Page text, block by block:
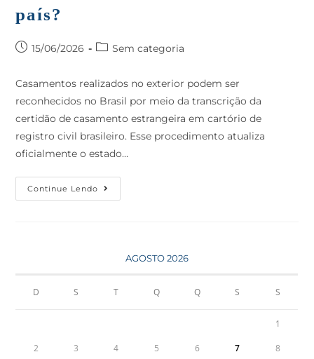
país?
15/06/2026 Sem categoria
Casamentos realizados no exterior podem ser
reconhecidos no Brasil por meio da transcrição da
certidão de casamento estrangeira em cartório de
registro civil brasileiro. Esse procedimento atualiza
oficialmente o estado…
Continue Lendo
AGOSTO 2026
D S T Q Q S S
1
2 3 4 5 6 7 8